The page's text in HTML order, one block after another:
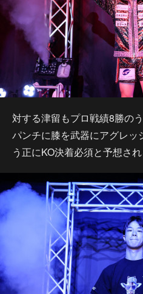
対する津留もプロ戦績8勝の
パンチに膝を武器にアグレッ
う正にKO決着必須と予想され